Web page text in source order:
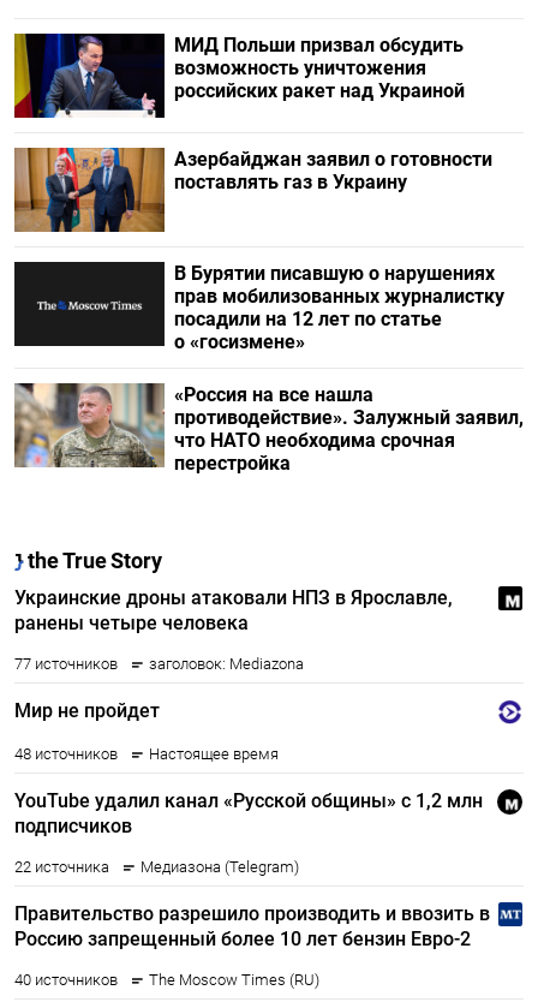
МИД Польши призвал обсудить
возможность уничтожения
российских ракет над Украиной
Азербайджан заявил о готовности
поставлять газ в Украину
В Бурятии писавшую о нарушениях
прав мобилизованных журналистку
посадили на 12 лет по статье
о «госизмене»
«Россия на все нашла
противодействие». Залужный заявил,
что НАТО необходима срочная
перестройка